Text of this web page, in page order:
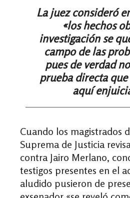
La juez consideró
«los hechos
investigación se
campo de las
pues de verdad
prueba directa
aquí
Cuando los magistrados
Suprema de Justicia
contra Jairo Merlano,
testigos presentes en el
aludido pusieron de